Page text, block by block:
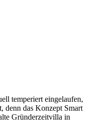
temperiert eingelaufen,
denn das Konzept Smart
Gründerzeitvilla in